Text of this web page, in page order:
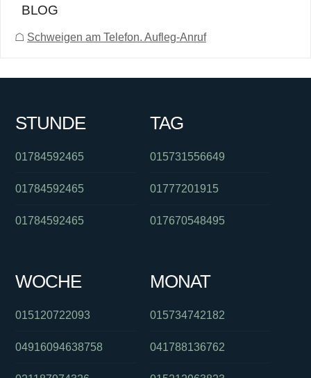
BLOG
☖ Schweigen am Telefon. Aufleg-Anruf
STUNDE
01784592465
01784592465
01784592465
TAG
015731556649
01777201915
017670548495
WOCHE
015120722093
04916094638758
MONAT
015734742182
041788136762